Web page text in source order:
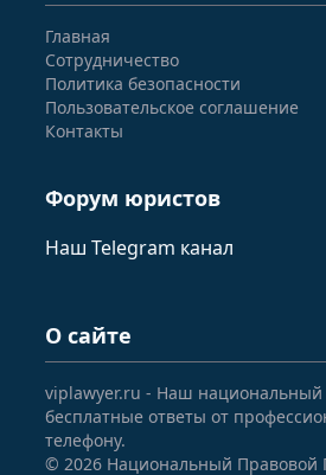
Главная
Сотрудничество
Политика безопасности
Пользовательское соглашение
Контакты
Форум юристов
Наш Telegram канал
О сайте
viplawyer.ru - Наш национальный
бесплатные ответы от
телефону.
© 2026 Национальный